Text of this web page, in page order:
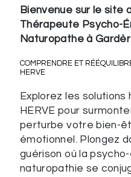
Bienvenue sur le site
Thérapeute Psycho-
Naturopathe à
COMPRENDRE ET
HERVE
Explorez les solutions
HERVE pour
perturbe votre bien-
émotionnel. Plongez
guérison où la
naturopathie se